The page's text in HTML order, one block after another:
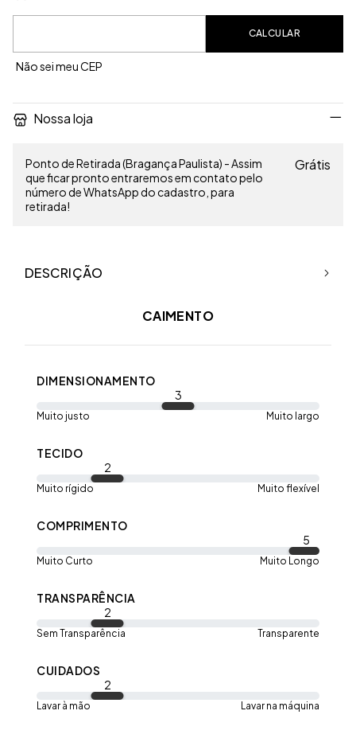
Entregas para o CEP:
CALCULAR
Não sei meu CEP
Nossa loja
Ponto de Retirada (Bragança Paulista) - Assim
que ficar pronto entraremos em contato pelo
número de WhatsApp do cadastro, para
retirada!
Grátis
DESCRIÇÃO
CAIMENTO
DIMENSIONAMENTO
3
Muito justo Muito largo
TECIDO
2
Muito rígido Muito flexível
COMPRIMENTO
5
Muito Curto Muito Longo
TRANSPARÊNCIA
2
Sem Transparência Transparente
CUIDADOS
2
Lavar à mão Lavar na máquina